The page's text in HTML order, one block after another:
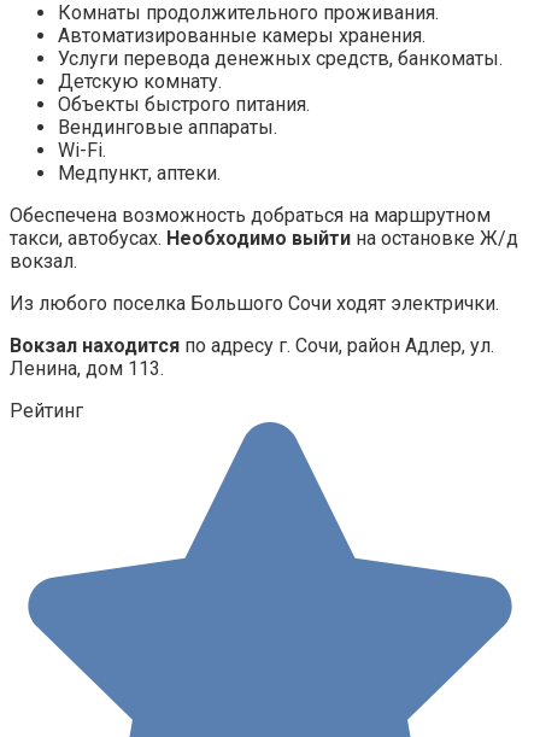
Комнаты продолжительного проживания.
Автоматизированные камеры хранения.
Услуги перевода денежных средств, банкоматы.
Детскую комнату.
Объекты быстрого питания.
Вендинговые аппараты.
Wi-Fi.
Медпункт, аптеки.
Обеспечена возможность добраться на маршрутном
такси, автобусах. Необходимо выйти на остановке Ж/д
вокзал.
Из любого поселка Большого Сочи ходят электрички.
Вокзал находится по адресу г. Сочи, район Адлер, ул.
Ленина, дом 113.
Рейтинг